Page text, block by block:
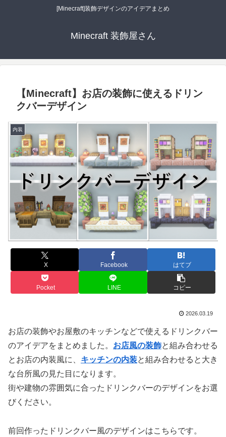
[Minecraft]装飾デザインのアイデアまとめ
Minecraft 装飾屋さん
【Minecraft】お店の装飾に使えるドリン
クバーデザイン
内装
X Facebook はてブ
Pocket LINE コピー
2026.03.19
お店の装飾やお屋敷のキッチンなどで使えるドリンクバー
のアイデアをまとめました。 お店風の装飾と組み合わせる
とお店の内装風に、 キッチンの内装と組み合わせると大き
な台所風の見た目になります。
街や建物の雰囲気に合ったドリンクバーのデザインをお選
びください。
前回作ったドリンクバー風のデザインはこちらです。